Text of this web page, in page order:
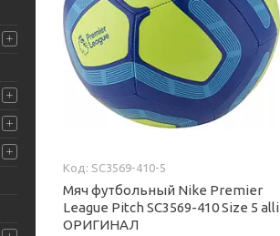
SC3569-410-5
Мяч футбольный Nike Premier
League Pitch SC3569-410 Size 5 alli
ОРИГИНАЛ